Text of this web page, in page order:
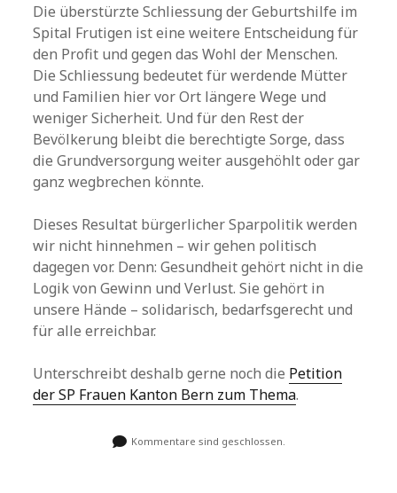
Die überstürzte Schliessung der Geburtshilfe im
Spital Frutigen ist eine weitere Entscheidung für
den Profit und gegen das Wohl der Menschen.
Die Schliessung bedeutet für werdende Mütter
und Familien hier vor Ort längere Wege und
weniger Sicherheit. Und für den Rest der
Bevölkerung bleibt die berechtigte Sorge, dass
die Grundversorgung weiter ausgehöhlt oder gar
ganz wegbrechen könnte.
Dieses Resultat bürgerlicher Sparpolitik werden
wir nicht hinnehmen – wir gehen politisch
dagegen vor. Denn: Gesundheit gehört nicht in die
Logik von Gewinn und Verlust. Sie gehört in
unsere Hände – solidarisch, bedarfsgerecht und
für alle erreichbar.
Unterschreibt deshalb gerne noch die Petition
der SP Frauen Kanton Bern zum Thema.
Kommentare sind geschlossen.